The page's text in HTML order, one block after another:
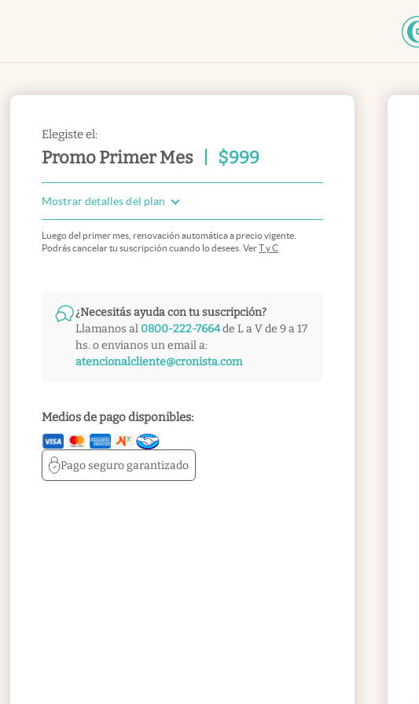
Elegiste el:
Promo Primer Mes $999
Mostrar detalles del plan
Luego del primer mes, renovación automática a precio vigente.
Podrás cancelar tu suscripción cuando lo desees. VerT y C
¿Necesitás ayuda con tu suscripción?
Llamanos al 0800-222-7664de L a V de 9 a 17
hs. o envianos un email a:
atencionalcliente@cronista.com
Medios de pago disponibles:
Pago segurogarantizado